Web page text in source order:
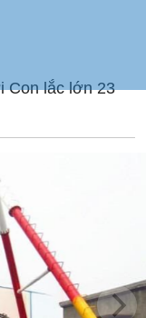
Con lắc lớn 23